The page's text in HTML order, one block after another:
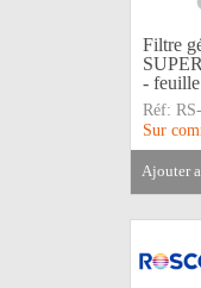
Filtre
-
Réf:
Sur
ajouter